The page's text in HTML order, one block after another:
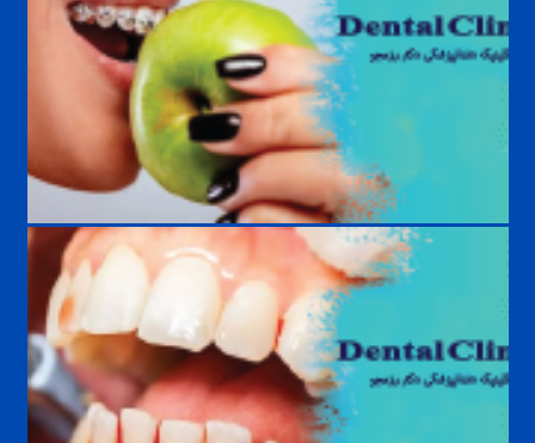
غذاهای ممنوع در ارتودنسی؛ چه خوراکی‌هایی به براکت آسیب می‌زنند؟